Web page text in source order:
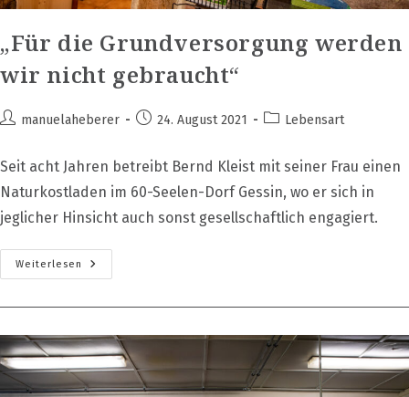
„Für die Grundversorgung werden
wir nicht gebraucht“
Beitrags-
manuelaheberer
Beitrag24. August 2021
Beitrags-
Lebensart
Seit acht Jahren betreibt Bernd Kleist mit seiner Frau einen
Naturkostladen im 60-Seelen-Dorf Gessin, wo er sich in
jeglicher Hinsicht auch sonst gesellschaftlich engagiert.
Weiterlesen
„Für
Die
Gebraucht“